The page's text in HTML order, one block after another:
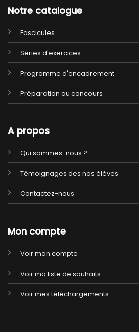
Notre catalogue
Fascicules
Séries d'exercices
Programme d'encadrement
Préparation au concours
A propos
Qui sommes-nous ?
Témoignages des nos élèves
Contactez-nous
Mon compte
Voir mon compte
Voir ma liste de souhaits
Voir mes téléchargements